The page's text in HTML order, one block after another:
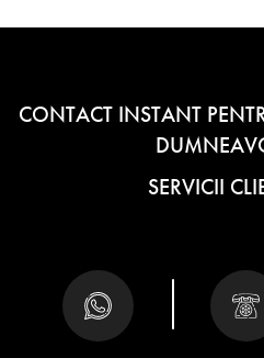
CONTACT INSTANT
SERVICII